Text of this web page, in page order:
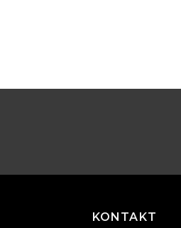
KONTAKT